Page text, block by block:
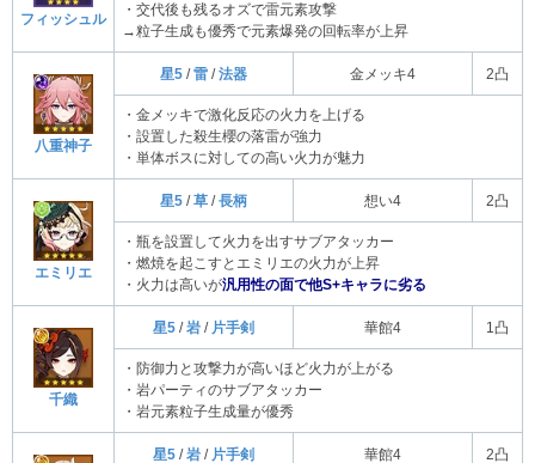
フィッシュル
・交代後も残るオズで雷元素攻撃
→粒子生成も優秀で元素爆発の回転率が上昇
八重神子
星5 /雷 /法器 金メッキ4 2凸
・金メッキで激化反応の火力を上げる
・設置した殺生櫻の落雷が強力
・単体ボスに対しての高い火力が魅力
エミリエ
星5 /草 /長柄 想い4 2凸
・瓶を設置して火力を出すサブアタッカー
・燃焼を起こすとエミリエの火力が上昇
・火力は高いが汎用性の面で他S+キャラに劣る
千織
星5 /岩 / 片手剣 華館4 1凸
・防御力と攻撃力が高いほど火力が上がる
・岩パーティのサブアタッカー
・岩元素粒子生成量が優秀
星5 /岩 / 片手剣 華館4 2凸